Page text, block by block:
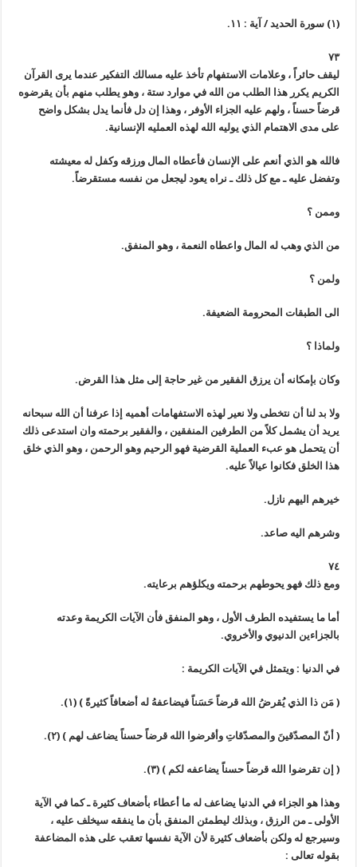
(١) سورة الحديد / آية : ١١.
٧٣
ليقف حائراً ، وعلامات الاستفهام تأخذ عليه مسالك التفكير عندما يرى القرآن
الكريم يكرر هذا الطلب من الله في موارد ستة ، وهو يطلب منهم بأن يقرضوه
قرضاً حسناً ، ولهم عليه الجزاء الأوفر ، وهذا إن دل فأنما يدل بشكل واضح
على مدى الاهتمام الذي يوليه الله لهذه العمليه الإنسانية.
فالله هو الذي أنعم على الإنسان فأعطاه المال ورزقه وكفل له معيشته
وتفضل عليه ـ مع كل ذلك ـ نراه يعود ليجعل من نفسه مستقرضاً.
وممن ؟
من الذي وهب له المال واعطاه النعمة ، وهو المنفق.
ولمن ؟
الى الطبقات المحرومة الضعيفة.
ولماذا ؟
وكان بإمكانه أن يرزق الفقير من غير حاجة إلى مثل هذا القرض.
ولا بد لنا أن نتخطى ولا نعير لهذه الاستفهامات أهميه إذا عرفنا أن الله سبحانه
يريد أن يشمل كلاً من الطرفين المنفقين ، والفقير برحمته وان استدعى ذلك
أن يتحمل هو عبء العملية القرضية فهو الرحيم وهو الرحمن ، وهو الذي خلق
هذا الخلق فكانوا عيالاً عليه.
خيرهم اليهم نازل.
وشرهم اليه صاعد.
٧٤
ومع ذلك فهو يحوطهم برحمته ويكلؤهم برعايته.
أما ما يستفيده الطرف الأول ، وهو المنفق فأن الآيات الكريمة وعدته
بالجزاءين الدنيوي والأخروي.
في الدنيا : ويتمثل في الآيات الكريمة :
( مَن ذا الذي يُقرضُ الله قرضاً حَسَناً فيضاعفهُ له أضعافاً كثيرةً ) (١) .
( أنّ المصدّقينَ والمصدّقاتِ وأقرضوا الله قرضاً حسناً يضاعف لهم ) (٢) .
( إن تقرضوا الله قرضاً حسناً يضاعفه لكم ) (٣) .
وهذا هو الجزاء في الدنيا يضاعف له ما أعطاء بأضعاف كثيرة ـ كما في الآية
الأولى ـ من الرزق ، وبذلك ليطمئن المنفق بأن ما ينفقه سيخلف عليه ،
وسيرجع له ولكن بأضعاف كثيرة لأن الآية نفسها تعقب على هذه المضاعفة
بقوله تعالى :